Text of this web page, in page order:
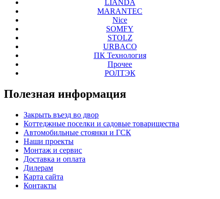
LIANDA
MARANTEC
Nice
SOMFY
STOLZ
URBACO
ПК Технология
Прочее
РОЛТЭК
Полезная информация
Закрыть въезд во двор
Коттеджные поселки и садовые товарищества
Автомобильные стоянки и ГСК
Наши проекты
Монтаж и сервис
Доставка и оплата
Дилерам
Карта сайта
Контакты